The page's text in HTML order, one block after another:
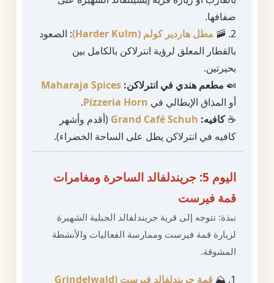
ضفافها.
2. 🚠
مطل هاردير كولم (Harder Kulm)
: الصعود
بالقطار المعلق لرؤية انترلاكن بالكامل بين
بحيرتين.
🍛 مطعم هندي في انترلاكن: Maharaja Spices
أو المذاق الإيطالي في Pizzeria Horn
.
☕كافيه: Grand Café Schuh (أقدم وأشهر
كافيه في انترلاكن يطل على الساحة الخضراء).
اليوم 5: جريندلفالد الساحرة ومغامرات
قمة فيرست
نبذة: نتوجه إلى قرية جريندلفالد الجبلية الشهيرة
لزيارة قمة فيرست وممارسة الفعاليات والأنشطة
المشوقة.
1. ⛰️
قمة جريندلفالد فيرست (Grindelwald